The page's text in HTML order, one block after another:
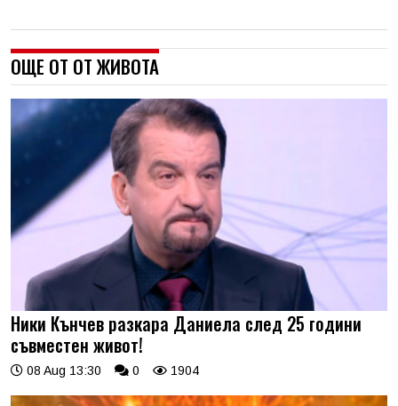
ОЩЕ ОТ ОТ ЖИВОТА
Ники Кънчев разкара Даниела след 25 години
съвместен живот!
08 Aug 13:30 0 1904